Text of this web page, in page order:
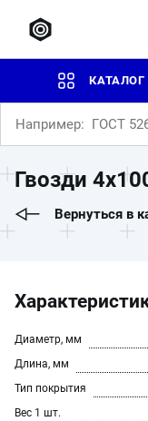
КАТАЛОГ
Гвозди
Вернуться в
Диаметр, мм
Длина, мм
Тип покрытия
Вес 1 шт.